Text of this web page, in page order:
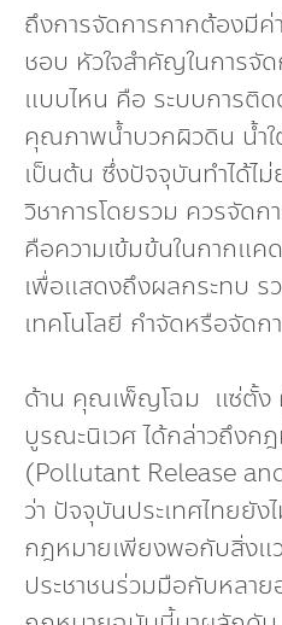
ถึงการจัดการกากต้องมีค่
ชอบ หัวใจสำคัญในการจัด
แบบไหน คือ ระบบการติ
คุณภาพน้ำบวกผิวดิน น้ำ
เป็นต้น ซึ่งปัจจุบันทำได้ไม่
วิชาการโดยรวม ควรจัด
คือความเข้มข้นในกากแค
เพื่อแสดงถึงผลกระทบ ร
เทคโนโลยี กำจัดหรือจัดก
ด้าน คุณเพ็ญโฉม แซ่ตั้ง
บูรณะนิเวศ ได้กล่าวถึงก
(Pollutant Release
ว่า ปัจจุบันประเทศไทยยัง
กฎหมายเพียงพอกับสิ่งแ
ประชาชนร่วมมือกับหลา